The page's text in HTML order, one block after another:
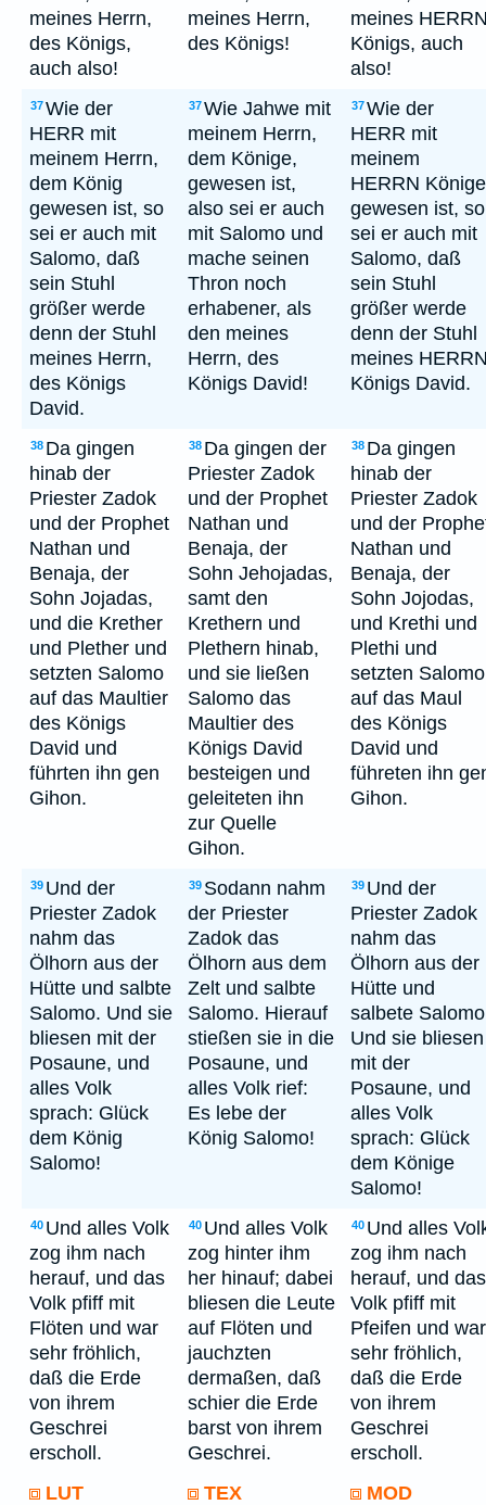
meines Herrn,
des Königs,
auch also!
meines Herrn,
des Königs!
meines
Königs, auch
also!
37Wie der
HERR mit
meinem Herrn,
dem König
gewesen ist, so
sei er auch mit
Salomo, daß
sein Stuhl
größer werde
denn der Stuhl
meines Herrn,
des Königs
David.
37Wie Jahwe mit
meinem Herrn,
dem Könige,
gewesen ist,
also sei er auch
mit Salomo und
mache seinen
Thron noch
erhabener, als
den meines
Herrn, des
Königs David!
37Wie der
HERR mit
meinem
HERRN Könige
gewesen ist, so
sei er auch mit
Salomo, daß
sein Stuhl
größer werde
denn der Stuhl
meines
Königs David.
38 Da gingen
hinab der
Priester Zadok
und der Prophet
Nathan und
Benaja, der
Sohn Jojadas,
und die Krether
und Plether und
setzten Salomo
auf das Maultier
des Königs
David und
führten ihn gen
Gihon.
38 Da gingen der
Priester Zadok
und der Prophet
Nathan und
Benaja, der
Sohn Jehojadas,
samt den
Krethern und
Plethern hinab,
und sie ließen
Salomo das
Maultier des
Königs David
besteigen und
geleiteten ihn
zur Quelle
Gihon.
38 Da gingen
hinab der
Priester Zadok
und der
Nathan und
Benaja, der
Sohn Jojodas,
und Krethi und
Plethi und
setzten Salomo
auf das Maul
des Königs
David und
führeten ihn
Gihon.
39 Und der
Priester Zadok
nahm das
Ölhorn aus der
Hütte und salbte
Salomo. Und sie
bliesen mit der
Posaune, und
alles Volk
sprach: Glück
dem König
Salomo!
39 Sodann nahm
der Priester
Zadok das
Ölhorn aus dem
Zelt und salbte
Salomo. Hierauf
stießen sie in die
Posaune, und
alles Volk rief:
Es lebe der
König Salomo!
39 Und der
Priester Zadok
nahm das
Ölhorn aus der
Hütte und
salbete
Und sie bliesen
mit der
Posaune, und
alles Volk
sprach: Glück
dem Könige
Salomo!
40 Und alles Volk
zog ihm nach
herauf, und das
Volk pfiff mit
Flöten und war
sehr fröhlich,
daß die Erde
von ihrem
Geschrei
erscholl.
40 Und alles Volk
zog hinter ihm
her hinauf; dabei
bliesen die Leute
auf Flöten und
jauchzten
dermaßen, daß
schier die Erde
barst von ihrem
Geschrei.
40 Und alles
zog ihm nach
herauf, und das
Volk pfiff mit
Pfeifen und war
sehr fröhlich,
daß die Erde
von ihrem
Geschrei
erscholl.
LUT
TEX MOD